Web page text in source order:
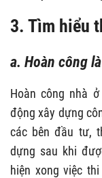
3. Tìm hiểu
a. Hoàn công
Hoàn công nhà
động xây dựng
các bên đầu tư,
dựng sau khi
hiện xong việc